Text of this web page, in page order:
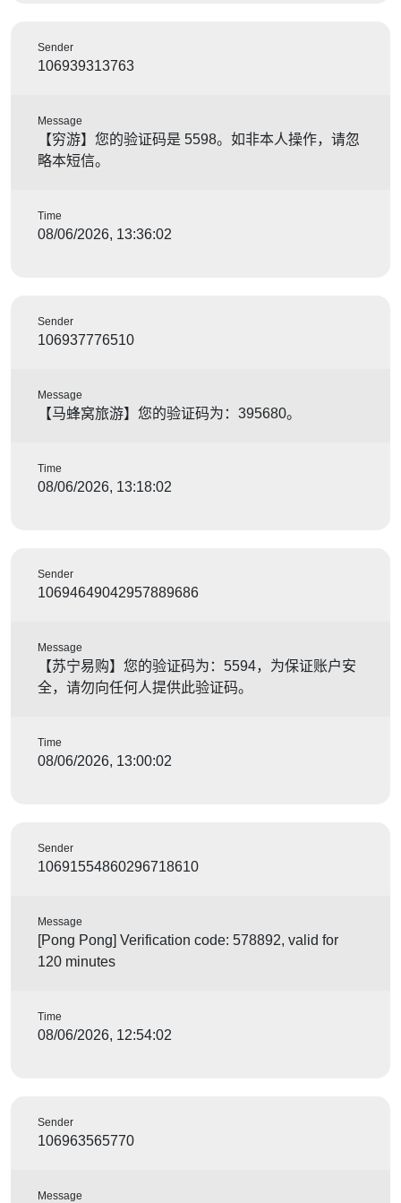
Sender
106939313763
Message
【穷游】您的验证码是 5598。如非本人操作，请忽
略本短信。
Time
08/06/2026, 13:36:02
Sender
106937776510
Message
【马蜂窝旅游】您的验证码为：395680。
Time
08/06/2026, 13:18:02
Sender
10694649042957889686
Message
【苏宁易购】您的验证码为：5594，为保证账户安
全，请勿向任何人提供此验证码。
Time
08/06/2026, 13:00:02
Sender
10691554860296718610
Message
[Pong Pong] Verification code: 578892, valid for
120 minutes
Time
08/06/2026, 12:54:02
Sender
106963565770
Message